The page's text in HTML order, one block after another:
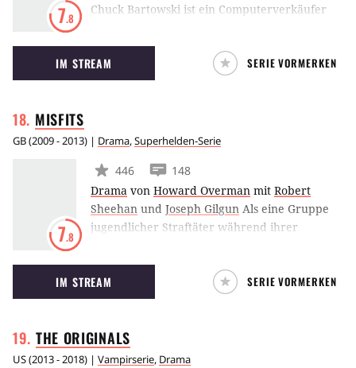
7.8
Chuck Bartowski ist ein Computerverkäufer
aufregenden Lebens. Doch dann überschlagen
sich die Ereignisse: Als er versehentlich den
Anhang einer E-Mail öffnet, lädt sich Chuck
direkt in sein Gehirn.
IM STREAM SERIE VORMERKEN
MISFITS
GB(2009 - 2013) | Drama,Superhelden-Serie
7.8
446
148
Drama von Howard Overman mit Robert
Sheehan und Joseph Gilgun Als eine Gruppe
jugendlicher Straftäter während ihrer
geraten, entwickeln sie Superkräfte. Nur
Nathan scheint nach wie vor ein normaler
Jugendlicher ohne besondere Fähuigkeit zu
IM STREAM SERIE VORMERKEN
THE ORIGINALS
US(2013 - 2018) | Vampirserie, Drama